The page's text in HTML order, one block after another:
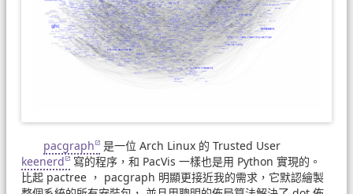
pacgraph
是一位 Arch Linux 的 Trusted User
keenerd
寫的程序，和 PacVis 一樣也是用 Python 實現的。
比起 pactree ， pacgraph 明顯更接近我的需求，它默認繪製